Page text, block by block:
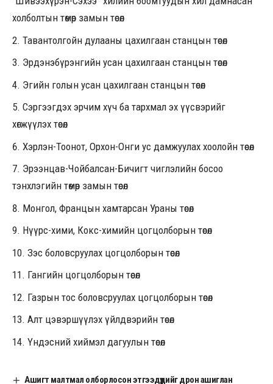
холболтын төмөр замын төсөл
Тавантолгойн дулааны цахилгаан станцын төсөл
Эрдэнэбүрэнгийн усан цахилгаан станцын төсөл
Эгийн голын усан цахилгаан станцын төсөл
Сэргээгдэх эрчим хүч ба тархмал эх үүсвэрийг
хөгжүүлэх төсөл
Хэрлэн-Тоонот, Орхон-Онги ус дамжуулах хоолойн төсөл
Эрээнцав-Чойбалсан-Бичигт чиглэлийн босоо
тэнхлэгийн төмөр замын төсөл
Монгол, Францын хамтарсан Ураны төсөл
Нүүрс-хими, Кокс-химийн цогцолборын төсөл
Зэс боловсруулах цогцолборын төсөл
Гангийн цогцолборын төсөл
Газрын тос боловсруулах цогцолборын төсөл
Алт цэвэршүүлэх үйлдвэрийн төсөл
Үндэсний хиймэл дагуулын төсөл
Ашигт малтмал олборлосон этгээдүүдийг дрон ашиглан